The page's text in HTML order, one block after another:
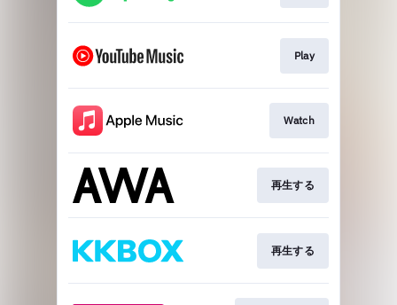
Play
Watch
再生する
再生する